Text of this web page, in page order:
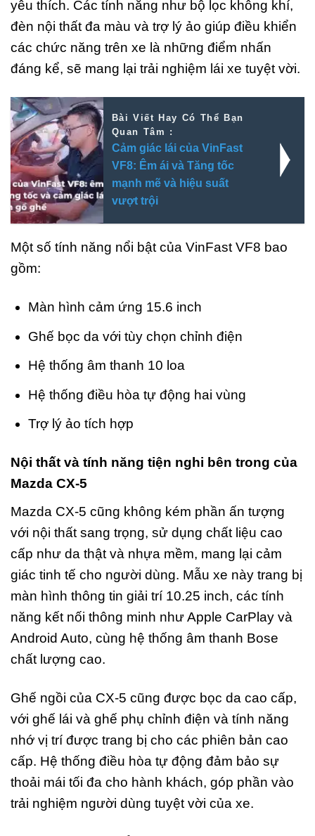
yêu thích. Các tính năng như bộ lọc không khí,
đèn nội thất đa màu và trợ lý ảo giúp điều khiển
các chức năng trên xe là những điểm nhấn
đáng kể, sẽ mang lại trải nghiệm lái xe tuyệt vời.
Bài Viết Hay Có Thể Bạn
Quan Tâm :
Cảm giác lái của VinFast
VF8: Êm ái và Tăng tốc
mạnh mẽ và hiệu suất
vượt trội
Một số tính năng nổi bật của VinFast VF8 bao
gồm:
Màn hình cảm ứng 15.6 inch
Ghế bọc da với tùy chọn chỉnh điện
Hệ thống âm thanh 10 loa
Hệ thống điều hòa tự động hai vùng
Trợ lý ảo tích hợp
Nội thất và tính năng tiện nghi bên trong của
Mazda CX-5
Mazda CX-5 cũng không kém phần ấn tượng
với nội thất sang trọng, sử dụng chất liệu cao
cấp như da thật và nhựa mềm, mang lại cảm
giác tinh tế cho người dùng. Mẫu xe này trang bị
màn hình thông tin giải trí 10.25 inch, các tính
năng kết nối thông minh như Apple CarPlay và
Android Auto, cùng hệ thống âm thanh Bose
chất lượng cao.
Ghế ngồi của CX-5 cũng được bọc da cao cấp,
với ghế lái và ghế phụ chỉnh điện và tính năng
nhớ vị trí được trang bị cho các phiên bản cao
cấp. Hệ thống điều hòa tự động đảm bảo sự
thoải mái tối đa cho hành khách, góp phần vào
trải nghiệm người dùng tuyệt vời của xe.